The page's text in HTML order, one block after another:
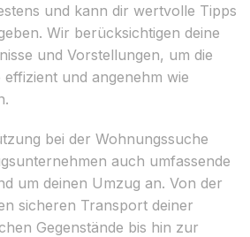
und kann dir wertvolle Tipps
Wir berücksichtigen deine
und Vorstellungen, um die
und angenehm wie
bei der Wohnungssuche
auch umfassende
um deinen Umzug an. Von der
sicheren Transport deiner
Gegenstände bis hin zur